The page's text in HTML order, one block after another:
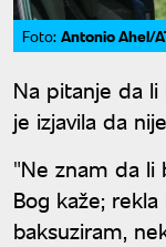
Foto: Antonio Ahel/
Na pitanje da li
je izjavila da
"Ne znam da li
Bog kaže;
baksuziram,